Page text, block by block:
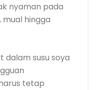
nyaman pada
hingga
dalam susu soya
tetap